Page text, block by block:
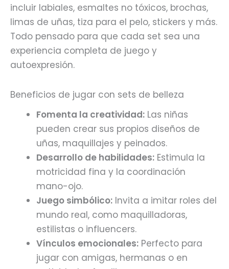
incluir labiales, esmaltes no tóxicos, brochas,
limas de uñas, tiza para el pelo, stickers y más.
Todo pensado para que cada set sea una
experiencia completa de juego y
autoexpresión.
Beneficios de jugar con sets de belleza
Fomenta la creatividad: Las niñas
pueden crear sus propios diseños de
uñas, maquillajes y peinados.
Desarrollo de habilidades: Estimula la
motricidad fina y la coordinación
mano-ojo.
Juego simbólico: Invita a imitar roles del
mundo real, como maquilladoras,
estilistas o influencers.
Vínculos emocionales: Perfecto para
jugar con amigas, hermanas o en